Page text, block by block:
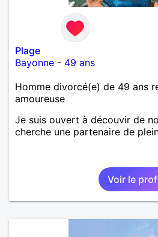
Plage
Bayonne - 49 ans
Homme divorcé(e) de 49 ans
amoureuse
Je suis ouvert à découvir de
cherche une partenaire de
Voir le